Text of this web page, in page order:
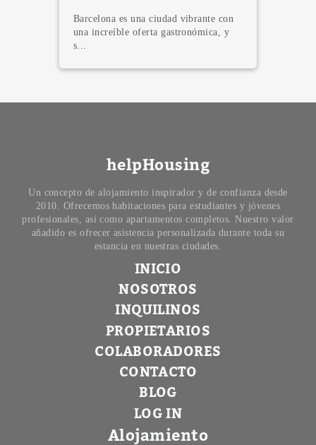
¿Tu familia o amigos van a ir a
Barcelona el fin de semana y no sabes
qué e...
helpHousing
Un concepto de alojamiento inspirador y de confianza desde
2010. Ofrecemos habitaciones para estudiantes y jóvenes
profesionales, así como apartamentos completos. Nuestro valor
añadido es ofrecer asistencia personalizada durante toda su
estancia en nuestras ciudades.
INICIO
NOSOTROS
INQUILINOS
PROPIETARIOS
COLABORADORES
CONTACTO
BLOG
LOG IN
Alojamiento